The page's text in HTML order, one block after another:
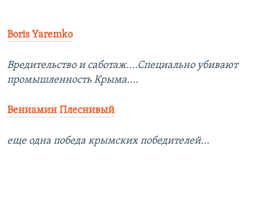
Boris Yaremko
Вредительство и саботаж....Специально убивают
промышленность Крыма....
Вениамин Плеснивый
еще одна победа крымских победителей...